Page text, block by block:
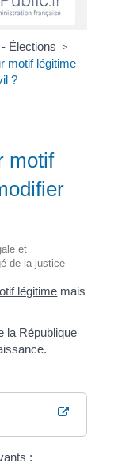
Élections >
motif légitime
?
motif
et
de la justice
légitime mais
la République
: